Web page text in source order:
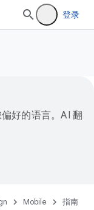
登录
好的语言。AI 翻
Mobile 指南